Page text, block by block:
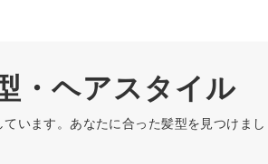
・ヘアスタイル
います。あなたに合った髪型を見つけま